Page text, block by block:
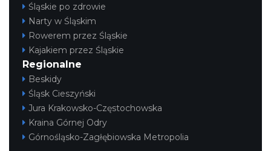
Śląskie po zdrowie
Narty w Śląskim
Rowerem przez Śląskie
Kajakiem przez Śląskie
Regionalne
Beskidy
Śląsk Cieszyński
Jura Krakowsko-Częstochowska
Kraina Górnej Odry
Górnośląsko-Zagłębiowska Metropolia